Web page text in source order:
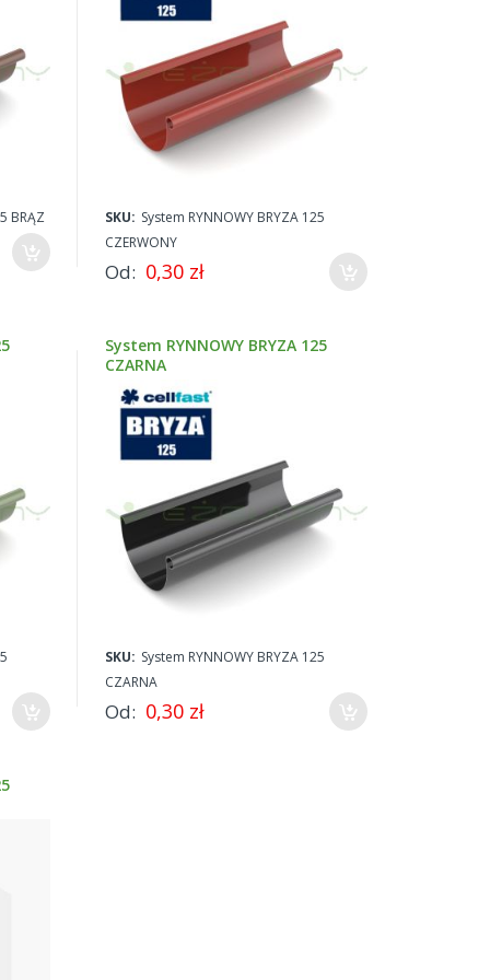
BRĄZ SKU: System RYNNOWY BRYZA 125
CZERWONY
Od 0,30 zł
System RYNNOWY BRYZA 125
CZARNA
SKU: System RYNNOWY BRYZA 125
CZARNA
Od 0,30 zł